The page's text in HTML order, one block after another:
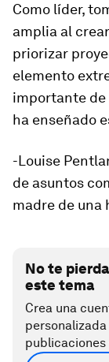
Como líder,
amplia al
priorizar
elemento
importante de
ha enseñado
-Louise
de asuntos
madre de una
No te
este tema
Crea una
publicaciones